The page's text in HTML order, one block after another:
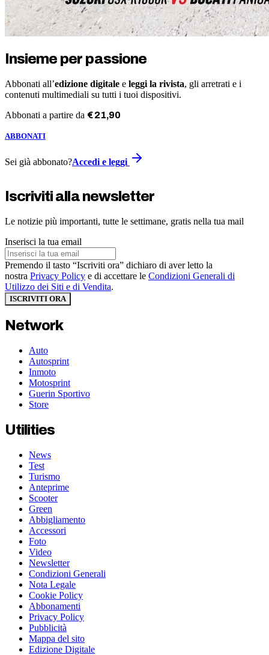
Insieme per passione
Abbonati all’edizione digitale e leggi la rivista, gli arretrati e i
contenuti multimediali su tutti i tuoi dispositivi.
Abbonati a partire da €21,90
ABBONATI
Sei già abbonato?Accedi e leggi
Iscriviti alla newsletter
Le notizie più importanti, tutte le settimane, gratis nella tua mail
Inserisci la tua email
Premendo il tasto “Iscriviti ora” dichiaro di aver letto la
nostra Privacy Policy e di accettare le Condizioni Generali di
Utilizzo dei Siti e di Vendita.
ISCRIVITI ORA
Network
Auto
Autosprint
Inmoto
Motosprint
Guerin Sportivo
Store
Utilities
News
Test
Turismo
Anteprime
Scooter
Green
Abbigliamento
Accessori
Foto
Video
Newsletter
Condizioni Generali
Nota Legale
Cookie Policy
Abbonamenti
Privacy Policy
Pubblicità
Mappa del sito
Edizione Digitale